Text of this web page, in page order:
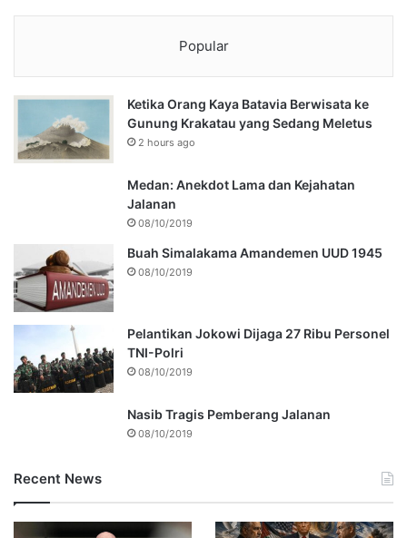
Popular
Ketika Orang Kaya Batavia Berwisata ke
Gunung Krakatau yang Sedang Meletus
2 hours ago
Medan: Anekdot Lama dan Kejahatan
Jalanan
08/10/2019
Buah Simalakama Amandemen UUD 1945
08/10/2019
Pelantikan Jokowi Dijaga 27 Ribu Personel
TNI-Polri
08/10/2019
Nasib Tragis Pemberang Jalanan
08/10/2019
Recent News